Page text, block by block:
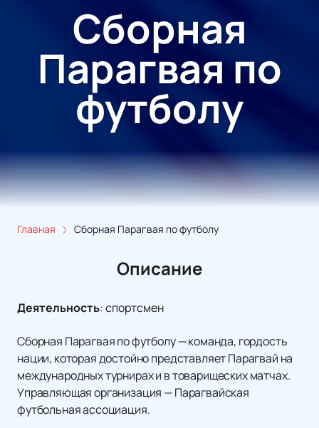
Сборная
Парагвая по
футболу
Главная Сборная Парагвая по футболу
Описание
Деятельность:спортсмен
Сборная Парагвая по футболу — команда, гордость
нации, которая достойно представляет Парагвай на
международных турнирах и в товарищеских матчах.
Управляющая организация — Парагвайская
футбольная ассоциация.